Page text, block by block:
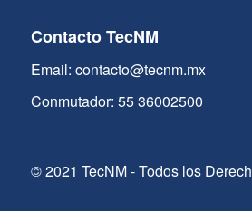
Contacto TecNM
Email: contacto@tecnm.mx
Conmutador: 55 36002500
© 2021 TecNM - Todos los